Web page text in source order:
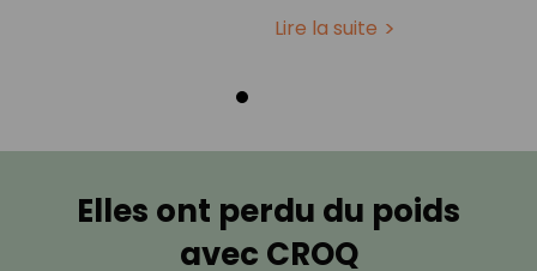
Lire la suite
Elles ont perdu du poids
avec CROQ